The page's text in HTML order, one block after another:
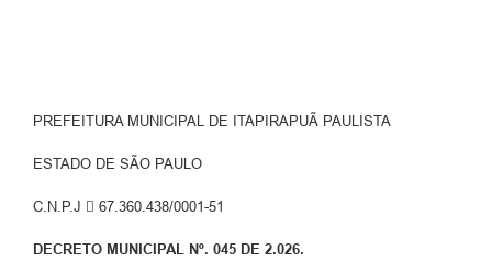
A Prefeitura
PREFEITURA MUNICIPAL DE ITAPIRAPUÃ PAULISTA
ESTADO DE SÃO PAULO
C.N.P.J  67.360.438/0001-51
DECRETO MUNICIPAL Nº. 045 DE 2.026.